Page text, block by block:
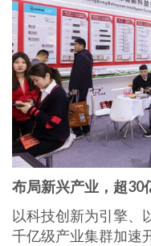
布局新兴产业，超30
以科技创新为引擎、
千亿级产业集群加速